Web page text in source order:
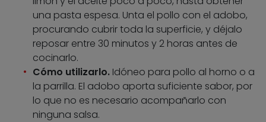
una pasta espesa. Unta el pollo con el adobo,
procurando cubrir toda la superficie, y déjalo
reposar entre 30 minutos y 2 horas antes de
cocinarlo.
Cómo utilizarlo. Idóneo para pollo al horno o a
la parrilla. El adobo aporta suficiente sabor, por
lo que no es necesario acompañarlo con
ninguna salsa.